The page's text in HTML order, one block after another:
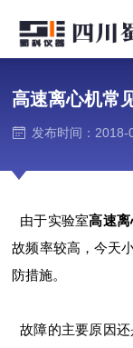
高速离心机常
发布时间：2018-
由于实验室高速
故频率较高，今天
防措施。
故障的主要原因